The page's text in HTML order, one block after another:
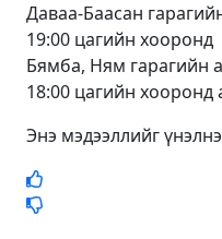
Даваа-Баасан гарагий
19:00 цагийн хооронд
Бямба, Ням гарагийн а
18:00 цагийн хооронд
Энэ мэдээллийг